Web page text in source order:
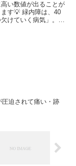
い数値が出ることが
す💡 緑内障は、40
けていく病気」。
迫されて痛い・跡